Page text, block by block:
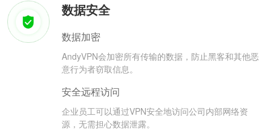
数据安全
数据加密
AndyVPN会加密所有传输的数据，防止黑客和其他恶
意行为者窃取信息。
安全远程访问
企业员工可以通过VPN安全地访问公司内部网络资
源，无需担心数据泄露。